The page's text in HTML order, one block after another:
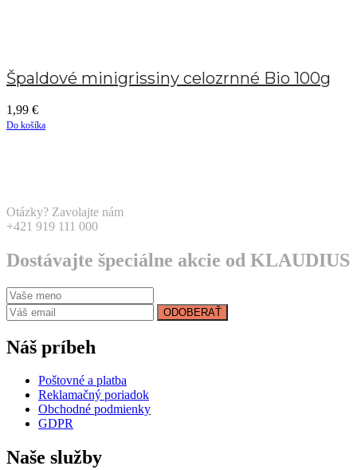
Špaldové minigrissiny celozrnné Bio 100g
1,99 €
Do košíka
Otázky? Zavolajte nám
+421 919 111 000
Dostávajte špeciálne akcie od KLAUDIUS
ODOBERAŤ
Náš príbeh
Poštovné a platba
Reklamačný poriadok
Obchodné podmienky
GDPR
Naše služby